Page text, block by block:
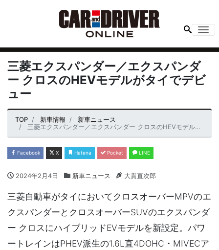
三菱エクスパンダー／エクスパンダ
ー クロスのHEVモデルがタイでデビ
ュー
TOP 新車情報
新車ニュース
三菱エクスパンダー／エクスパンダー クロスのHEVモデルがタイでデビュー
Facebook X Hatena Pocket LINE
2024年2月4日 新車ニュース 大貫直次郎
三菱自動車がタイにおいてクロスオーバーMPVのエ
クスパンダーとクロスオーバーSUVのエクスパンダ
ー クロスにハイブリッドEVモデルを新設定。パワ
ートレインはPHEV派生の1.6L直4DOHC・MIVECア